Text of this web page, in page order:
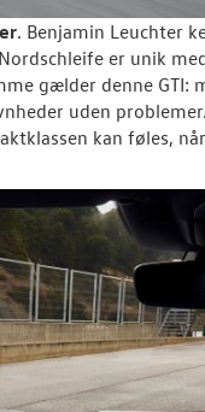
. Benjamin Leuchter
er unik
gælder denne
uden
kan føles,